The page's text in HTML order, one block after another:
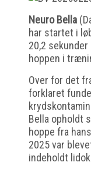
Neuro Bella
har startet i
20,2
hoppen i
Over for det
forklaret
Bella opholdt
hoppe fra
2025 var
indeholdt